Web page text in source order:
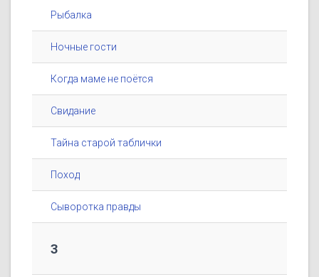
Рыбалка
Ночные гости
Когда маме не поётся
Свидание
Тайна старой таблички
Поход
Сыворотка правды
3